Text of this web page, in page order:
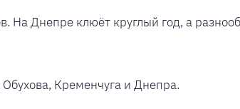
На Днепре клюёт круглый год, а
Кременчуга и Днепра.